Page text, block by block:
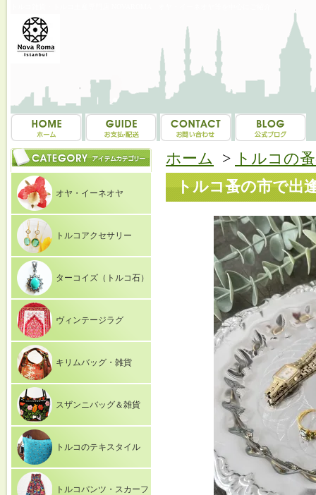
オヤ・イーネオヤ
トルコアクセサリー
ターコイズ（トルコ石）
ヴィンテージラグ
キリムバッグ・雑貨
スザンニバッグ＆雑貨
トルコのテキスタイル
トルコパンツ・スカーフ
ホーム > トルコの
トルコ蚤の市で出